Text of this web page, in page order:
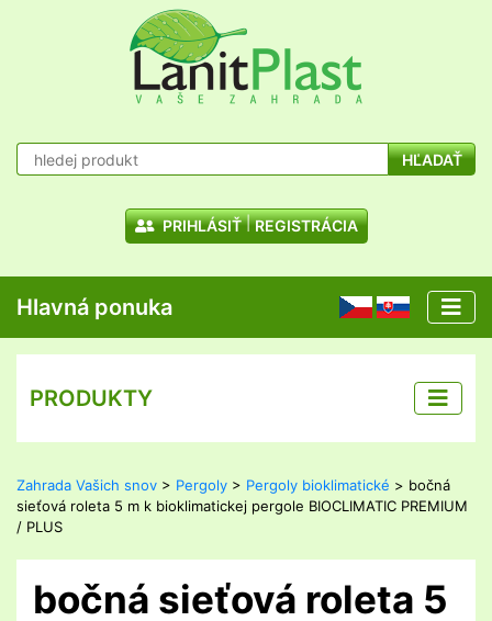
HĽADAŤ
PRIHLÁSIŤ REGISTRÁCIA
Hlavná ponuka CZ SK
PRODUKTY
Zahrada Vašich snov > Pergoly > Pergoly bioklimatické > bočná
sieťová roleta 5 m k bioklimatickej pergole BIOCLIMATIC PREMIUM
/ PLUS
bočná sieťová roleta 5